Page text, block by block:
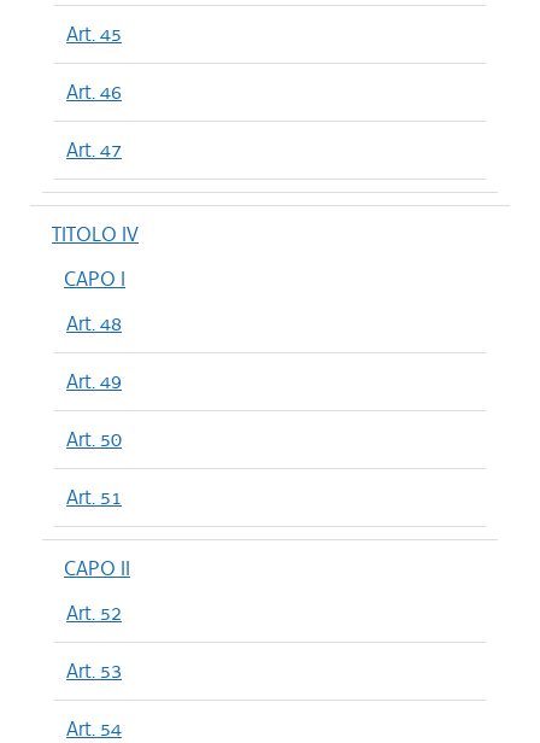
Art. 45
Art. 46
Art. 47
TITOLO IV
CAPO I
Art. 48
Art. 49
Art. 50
Art. 51
CAPO II
Art. 52
Art. 53
Art. 54